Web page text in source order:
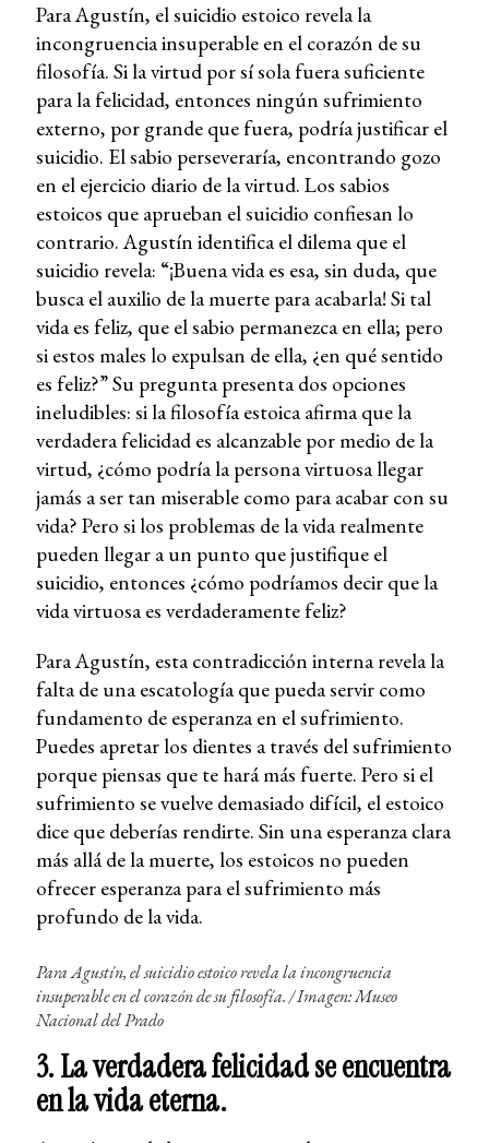
Para Agustín, el suicidio estoico revela la
incongruencia insuperable en el corazón de su
filosofía. Si la virtud por sí sola fuera suficiente
para la felicidad, entonces ningún sufrimiento
externo, por grande que fuera, podría justificar el
suicidio. El sabio perseveraría, encontrando gozo
en el ejercicio diario de la virtud. Los sabios
estoicos que aprueban el suicidio confiesan lo
contrario. Agustín identifica el dilema que el
suicidio revela: “¡Buena vida es esa, sin duda, que
busca el auxilio de la muerte para acabarla! Si tal
vida es feliz, que el sabio permanezca en ella; pero
si estos males lo expulsan de ella, ¿en qué sentido
es feliz?” Su pregunta presenta dos opciones
ineludibles: si la filosofía estoica afirma que la
verdadera felicidad es alcanzable por medio de la
virtud, ¿cómo podría la persona virtuosa llegar
jamás a ser tan miserable como para acabar con su
vida? Pero si los problemas de la vida realmente
pueden llegar a un punto que justifique el
suicidio, entonces ¿cómo podríamos decir que la
vida virtuosa es verdaderamente feliz?
Para Agustín, esta contradicción interna revela la
falta de una escatología que pueda servir como
fundamento de esperanza en el sufrimiento.
Puedes apretar los dientes a través del sufrimiento
porque piensas que te hará más fuerte. Pero si el
sufrimiento se vuelve demasiado difícil, el estoico
dice que deberías rendirte. Sin una esperanza clara
más allá de la muerte, los estoicos no pueden
ofrecer esperanza para el sufrimiento más
profundo de la vida.
Para Agustín, el suicidio estoico revela la incongruencia
insuperable en el corazón de su filosofía. / Imagen: Museo
Nacional del Prado
3. La verdadera felicidad se encuentra
en la vida eterna.